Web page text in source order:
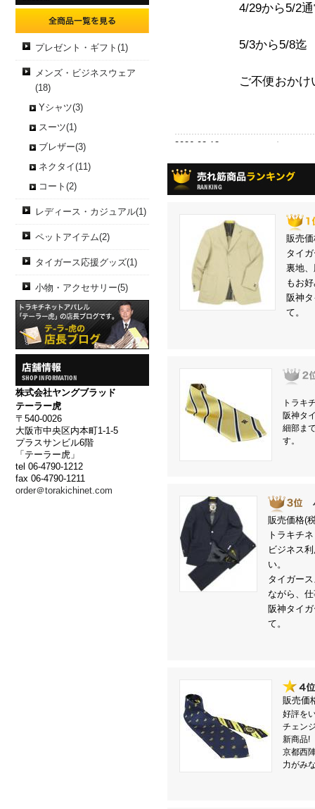
プレゼント・ギフト(1)
メンズ・ビジネスウェア
(18)
Yシャツ(3)
スーツ(1)
ブレザー(3)
ネクタイ(11)
コート(2)
レディース・カジュアル(1)
ペットアイテム(2)
タイガース応援グッズ(1)
小物・アクセサリー(5)
株式会社ヤングブラッド
テーラー虎
〒540-0026
大阪市中央区内本町1-1-5
プラスサンビル6階
「テーラー虎」
tel 06-4790-1212
fax 06-4790-1211
order＠torakichinet.com
4/29から5/2
5/3から5/8迄
ご不便おか
2026.02.13 2/18から2/
上記の期間、
ご不便おか
ご了承のほ
テーラー虎
さぁー、連覇
テーラー虎
2025.09.09 2025年 セ
絶賛発売中
お盆休み前
等々歩行困
した。
申し訳あり
突発的な
販売
タイ
裏地
もお
阪神
て。
トラキ
阪神タ
細部ま
す。
販売価格(
トラキチ
ビジネス
い。
タイガー
ながら、
阪神タイ
て。
販売価
好評を
チェン
新商品!
京都西
力がみ